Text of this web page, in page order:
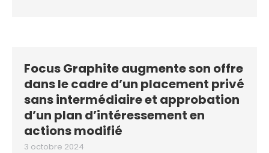
Focus Graphite augmente son offre
dans le cadre d’un placement privé
sans intermédiaire et approbation
d’un plan d’intéressement en
actions modifié
3 octobre 2024